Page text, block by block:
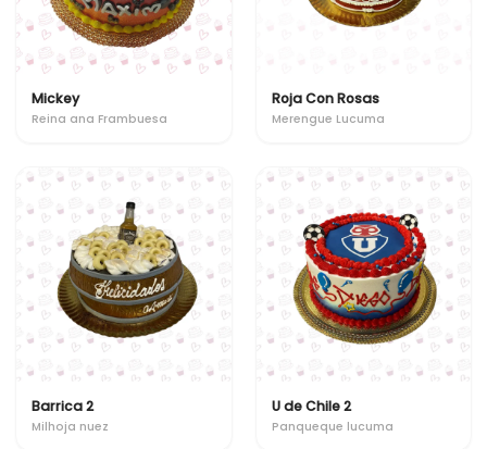
Mickey
Reina ana Frambuesa
Roja Con Rosas
Merengue Lucuma
Barrica 2
Milhoja nuez
U de Chile 2
Panqueque lucuma